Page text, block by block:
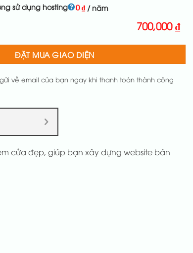
sử dụng hosting
0₫ / năm
700,000₫
ĐẶT MUA GIAO DIỆN
về email của bạn ngay khi thanh toán thành công
cửa đẹp, giúp bạn xây dựng website bán